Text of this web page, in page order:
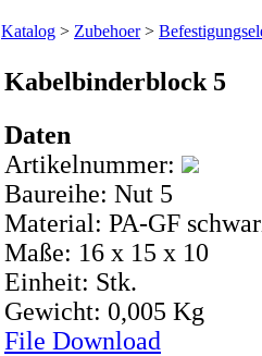
Katalog > Zubehoer>
Kabelbinderblock 5
Daten
Artikelnummer:
Baureihe: Nut 5
Material: PA-GF
Maße: 16 x 15 x 10
Einheit: Stk.
Gewicht: 0,005 Kg
File Download